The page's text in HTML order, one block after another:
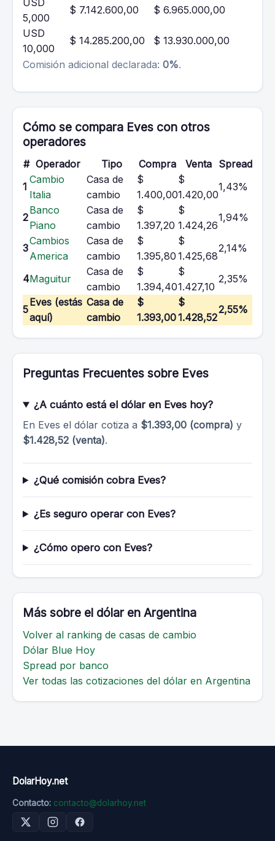
USD
5,000
$ 7.142.600,00
$ 6.965.000,00
USD
10,000
$ 14.285.200,00
$ 13.930.000,00
Comisión adicional declarada: 0%.
Cómo se compara Eves con otros
operadores
# Operador Tipo Compra Venta
Spread
1
Cambio
Italia
Casa de
cambio
$
1.400,00
$
1.420,00
1,43%
2
Banco
Piano
Casa de
cambio
$
1.397,20
$
1.424,26
1,94%
3
Cambios
America
Casa de
cambio
$
1.395,80
$
1.425,68
2,14%
4Maguitur
Casa de
cambio
$
1.394,40
$
1.427,10
2,35%
5
Eves (estás
aquí)
Casa de
cambio
$
1.393,00
$
1.428,52
2,55%
Preguntas Frecuentes sobre Eves
¿A cuánto está el dólar en Eves hoy?
En Eves el dólar cotiza a $1.393,00 (compra) y
$1.428,52 (venta).
¿Qué comisión cobra Eves?
¿Es seguro operar con Eves?
¿Cómo opero con Eves?
Más sobre el dólar en Argentina
Volver al ranking de casas de cambio
Dólar Blue Hoy
Spread por banco
Ver todas las cotizaciones del dólar en Argentina
DolarHoy.net
Contacto: contacto@dolarhoy.net